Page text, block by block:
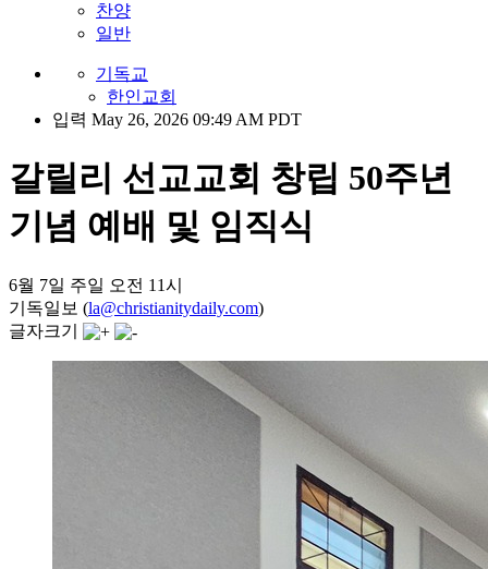
찬양
일반
기독교
한인교회
입력 May 26, 2026 09:49 AM PDT
갈릴리 선교교회 창립 50주년
기념 예배 및 임직식
6월 7일 주일 오전 11시
기독일보 (la@christianitydaily.com)
글자크기